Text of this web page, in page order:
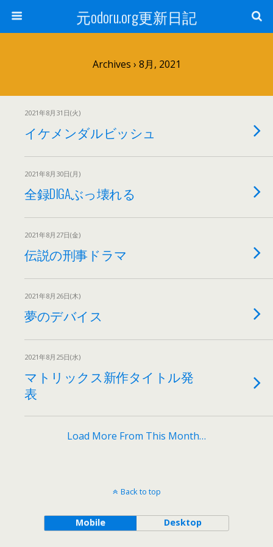
元odoru.org更新日記
Archives › 8月, 2021
2021年8月31日(火)
イケメンダルビッシュ
2021年8月30日(月)
全録DIGAぶっ壊れる
2021年8月27日(金)
伝説の刑事ドラマ
2021年8月26日(木)
夢のデバイス
2021年8月25日(水)
マトリックス新作タイトル発
表
Load More From This Month…
Back to top
Mobile Desktop